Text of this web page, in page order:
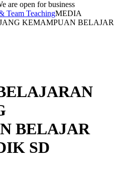
are open for business
Team TeachingMEDIA
KEMAMPUAN BELAJAR
BELAJAR
SD